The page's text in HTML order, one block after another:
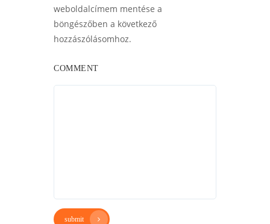
weboldalcímem mentése a
böngészőben a következő
hozzászólásomhoz.
COMMENT
submit